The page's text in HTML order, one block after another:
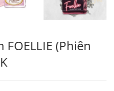
(Phiên